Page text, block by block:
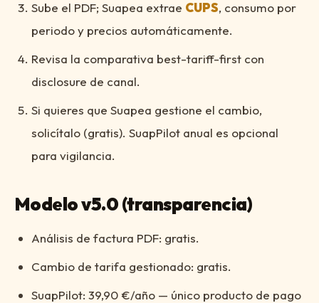
Sube el PDF; Suapea extrae CUPS, consumo por
periodo y precios automáticamente.
Revisa la comparativa best-tariff-first con
disclosure de canal.
Si quieres que Suapea gestione el cambio,
solicítalo (gratis). SuapPilot anual es opcional
para vigilancia.
Modelo v5.0 (transparencia)
Análisis de factura PDF: gratis.
Cambio de tarifa gestionado: gratis.
SuapPilot: 39,90 €/año — único producto de pago